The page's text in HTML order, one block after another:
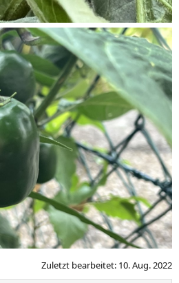
Zuletzt bearbeitet: 10. Aug. 2022